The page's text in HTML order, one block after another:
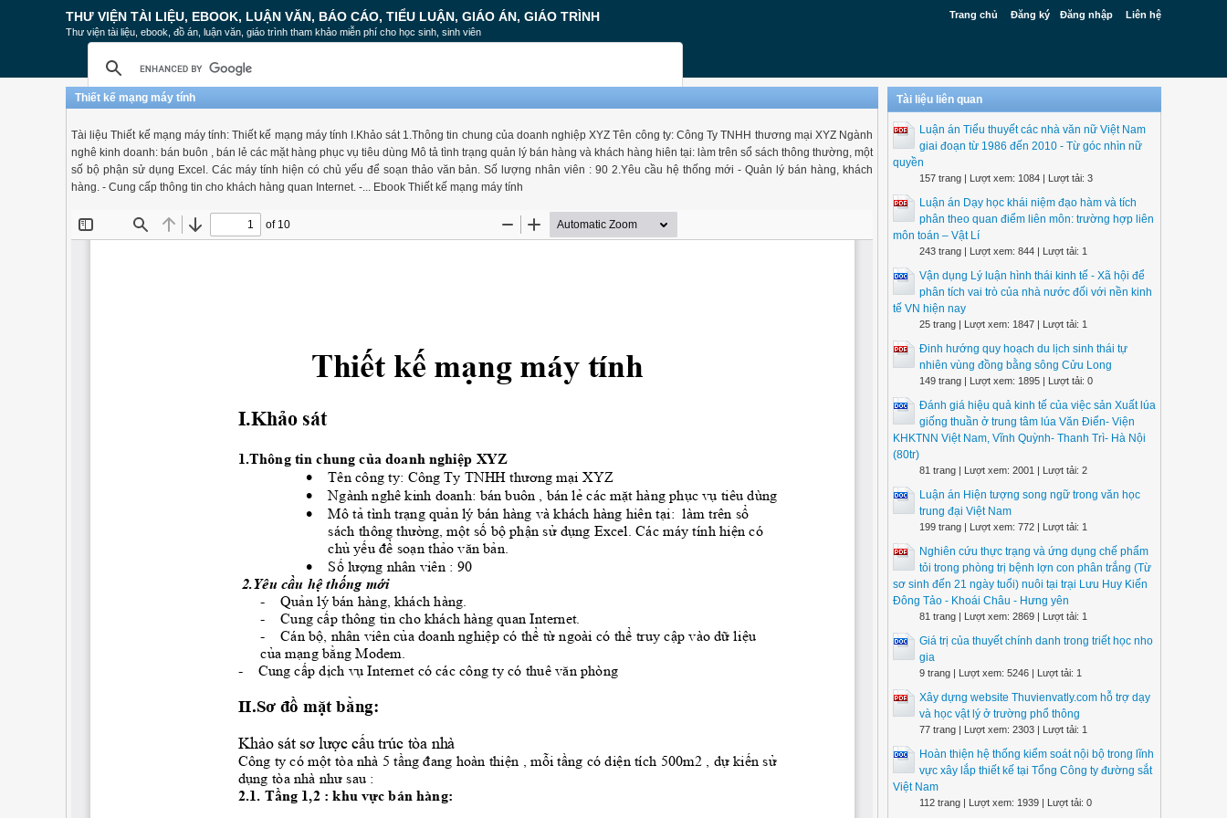
Trang chủ Đăng ký Đăng nhập Liên hệ
THƯ VIỆN TÀI LIỆU, EBOOK, LUẬN VĂN, BÁO CÁO, TIỂU LUẬN, GIÁO ÁN, GIÁO TRÌNH
Thư viện tài liệu, ebook, đồ án, luận văn, giáo trình tham khảo miễn phí cho học sinh, sinh viên
Thiết kế mạng máy tính
Tài liệu Thiết kế mạng máy tính: Thiết kế mạng máy tính I.Khảo sát 1.Thông tin chung của doanh nghiệp XYZ Tên công ty: Công Ty TNHH thương mại XYZ Ngành
nghê kinh doanh: bán buôn , bán lẻ các mặt hàng phục vụ tiêu dùng Mô tả tình trạng quản lý bán hàng và khách hàng hiên tại: làm trên sổ sách thông thường, một
số bộ phận sử dụng Excel. Các máy tính hiện có chủ yếu để soạn thảo văn bản. Số lượng nhân viên : 90 2.Yêu cầu hệ thống mới - Quản lý bán hàng, khách
hàng. - Cung cấp thông tin cho khách hàng quan Internet. -... Ebook Thiết kế mạng máy tính
Tài liệu liên quan
Luận án Tiểu thuyết các nhà văn nữ Việt Nam
giai đoạn từ 1986 đến 2010 - Từ góc nhìn nữ
quyền
157 trang | Lượt xem: 1084 | Lượt tải: 3
Luận án Dạy học khái niệm đạo hàm và tích
phân theo quan điểm liên môn: trường hợp liên
môn toán – Vật Lí
243 trang | Lượt xem: 844 | Lượt tải: 1
Vận dụng Lý luận hình thái kinh tế - Xã hội để
phân tích vai trò của nhà nước đối với nền kinh
tế VN hiện nay
25 trang | Lượt xem: 1847 | Lượt tải: 1
Đinh hướng quy hoạch du lịch sinh thái tự
nhiên vùng đồng bằng sông Cửu Long
149 trang | Lượt xem: 1895 | Lượt tải: 0
Đánh giá hiệu quả kinh tế của việc sản Xuất lúa
giống thuần ở trung tâm lúa Văn Điển- Viện
KHKTNN Việt Nam, Vĩnh Quỳnh- Thanh Trì- Hà Nội
(80tr)
81 trang | Lượt xem: 2001 | Lượt tải: 2
Luận án Hiện tượng song ngữ trong văn học
trung đại Việt Nam
199 trang | Lượt xem: 772 | Lượt tải: 1
Nghiên cứu thực trạng và ứng dụng chế phẩm
tỏi trong phòng trị bệnh lợn con phân trắng (Từ
sơ sinh đến 21 ngày tuổi) nuôi tại trại Lưu Huy Kiến
Đông Tảo - Khoái Châu - Hưng yên
81 trang | Lượt xem: 2869 | Lượt tải: 1
Giá trị của thuyết chính danh trong triết học nho
gia
9 trang | Lượt xem: 5246 | Lượt tải: 1
Xây dựng website Thuvienvatly.com hỗ trợ dạy
và học vật lý ở trường phổ thông
77 trang | Lượt xem: 2303 | Lượt tải: 1
Hoàn thiện hệ thống kiểm soát nội bộ trong lĩnh
vực xây lắp thiết kế tại Tổng Công ty đường sắt
Việt Nam
112 trang | Lượt xem: 1939 | Lượt tải: 0